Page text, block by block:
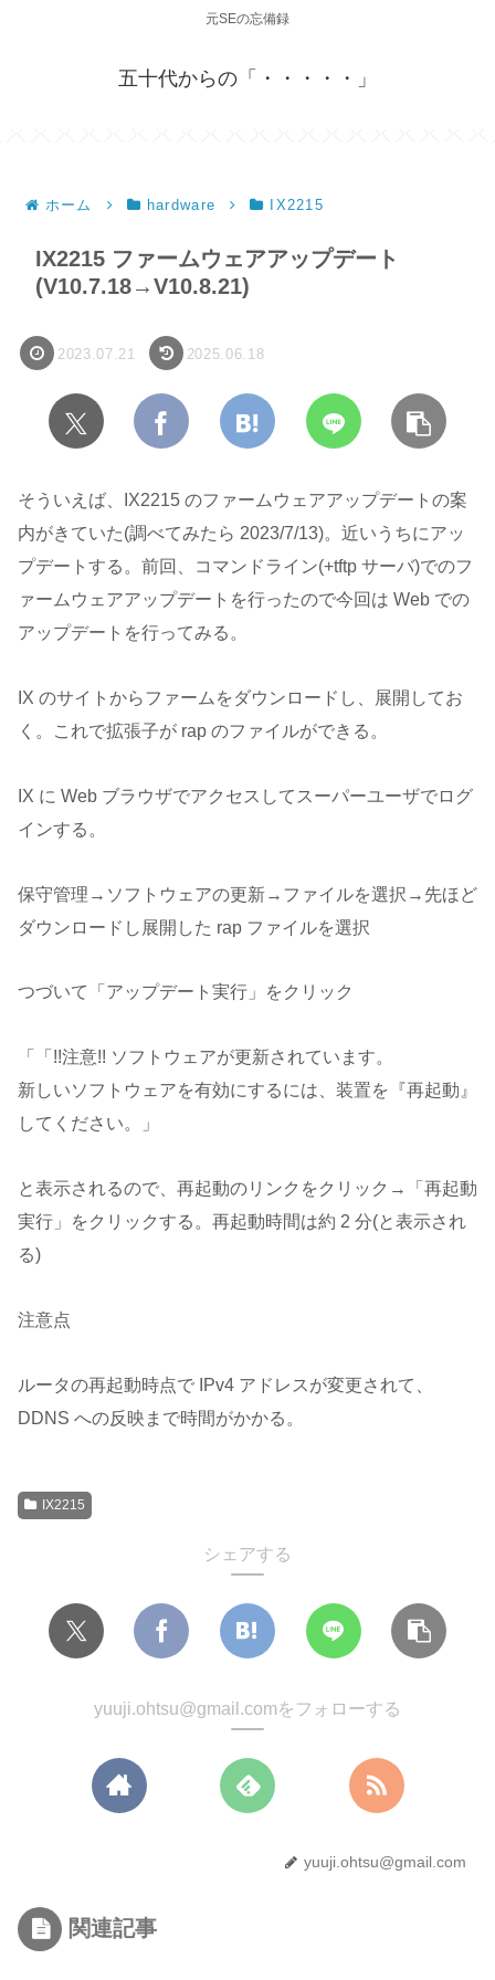
元SEの忘備録
五十代からの「・・・・・」
ホーム hardware IX2215
IX2215 ファームウェアアップデート
(V10.7.18→V10.8.21)
2023.07.21 2025.06.18
そういえば、IX2215 のファームウェアアップデートの案
内がきていた(調べてみたら 2023/7/13)。近いうちにアッ
プデートする。前回、コマンドライン(+tftp サーバ)でのフ
ァームウェアアップデートを行ったので今回は Web での
アップデートを行ってみる。
IX のサイトからファームをダウンロードし、展開してお
く。これで拡張子が rap のファイルができる。
IX に Web ブラウザでアクセスしてスーパーユーザでログ
インする。
保守管理→ソフトウェアの更新→ファイルを選択→先ほど
ダウンロードし展開した rap ファイルを選択
つづいて「アップデート実行」をクリック
「「!!注意!! ソフトウェアが更新されています。
新しいソフトウェアを有効にするには、装置を『再起動』
してください。」
と表示されるので、再起動のリンクをクリック→「再起動
実行」をクリックする。再起動時間は約 2 分(と表示され
る)
注意点
ルータの再起動時点で IPv4 アドレスが変更されて、
DDNS への反映まで時間がかかる。
IX2215
シェアする
yuuji.ohtsu@gmail.comをフォローする
yuuji.ohtsu@gmail.com
関連記事